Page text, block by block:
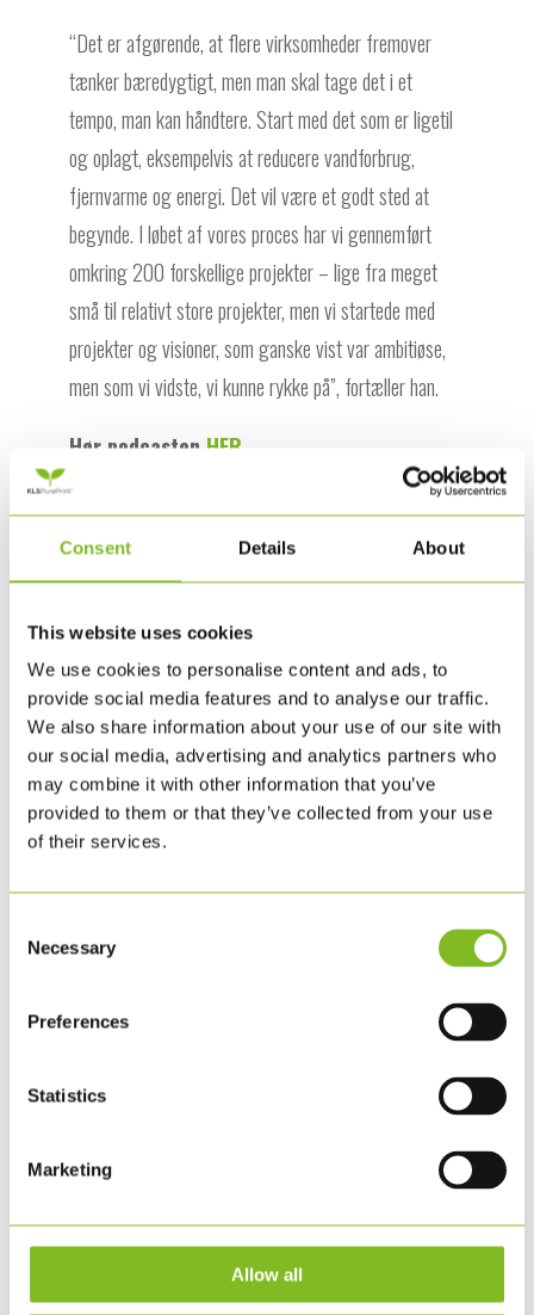
Consent Details About
This website uses cookies
We use cookies to personalise content and ads, to
provide social media features and to analyse our traffic.
We also share information about your use of our site with
our social media, advertising and analytics partners who
may combine it with other information that you’ve
provided to them or that they’ve collected from your use
of their services.
Selection
Necessary
Preferences
Statistics
Marketing
Allow all
“Det er afgørende, at flere virksomheder fremover
tænker bæredygtigt, men man skal tage det i et
tempo, man kan håndtere. Start med det som er ligetil
og oplagt, eksempelvis at reducere vandforbrug,
fjernvarme og energi. Det vil være et godt sted at
begynde. I løbet af vores proces har vi gennemført
omkring 200 forskellige projekter – lige fra meget
små til relativt store projekter, men vi startede med
projekter og visioner, som ganske vist var ambitiøse,
men som vi vidste, vi kunne rykke på”, fortæller han.
Hør podcasten HER
F5
F5 er et ledelses- og netværkshus, der henvender sig
til professionelle ledere og specialister fra alle typer
kompetenceudvikling og stærke fagrelationer gennem
fortrolige og skræddersyede netværksgrupper, bl.a.
over 70 forskellige netværk, hvor man trækker på
hinandens kompetencer og erfaringer og skaber
forudsætninger for sparring, vidensdeling og personlig
udvikling.